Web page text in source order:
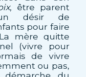
, être parent
désir de
pour faire
mère quitte
(vivre pour
de vivre
ou pas,